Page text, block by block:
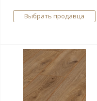
Выбрать продавца